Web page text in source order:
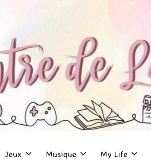
Jeux Musique My Life